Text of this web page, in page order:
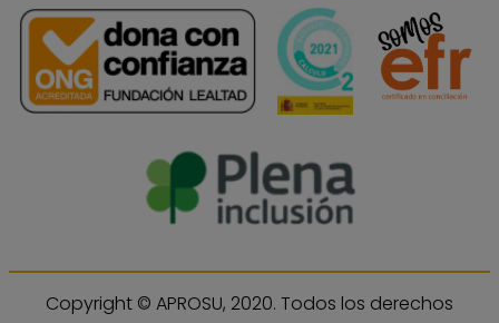
Copyright © APROSU, 2020. Todos los derechos